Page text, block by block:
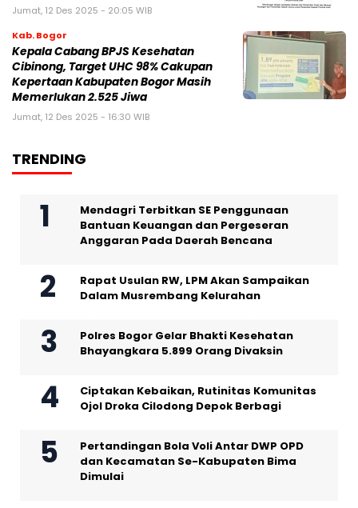
Jumat, 12 Des 2025 - 20:05 WIB
Kab. Bogor
Kepala Cabang BPJS Kesehatan
Cibinong, Target UHC 98% Cakupan
Kepertaan Kabupaten Bogor Masih
Memerlukan 2.525 Jiwa
Jumat, 12 Des 2025 - 16:30 WIB
TRENDING
Mendagri Terbitkan SE Penggunaan
Bantuan Keuangan dan Pergeseran
Anggaran Pada Daerah Bencana
Rapat Usulan RW, LPM Akan Sampaikan
Dalam Musrembang Kelurahan
Polres Bogor Gelar Bhakti Kesehatan
Bhayangkara 5.899 Orang Divaksin
Ciptakan Kebaikan, Rutinitas Komunitas
Ojol Droka Cilodong Depok Berbagi
Pertandingan Bola Voli Antar DWP OPD
dan Kecamatan Se-Kabupaten Bima
Dimulai